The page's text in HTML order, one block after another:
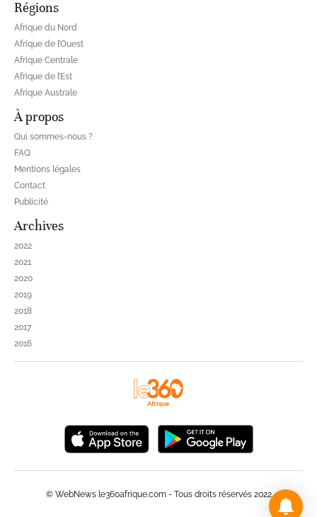
Régions
Afrique du Nord
Afrique de l’Ouest
Afrique Centrale
Afrique de l’Est
Afrique Australe
À propos
Qui sommes-nous ?
FAQ
Mentions légales
Contact
Publicité
Archives
2022
2021
2020
2019
2018
2017
2016
© WebNews le360afrique.com - Tous droits réservés 2022